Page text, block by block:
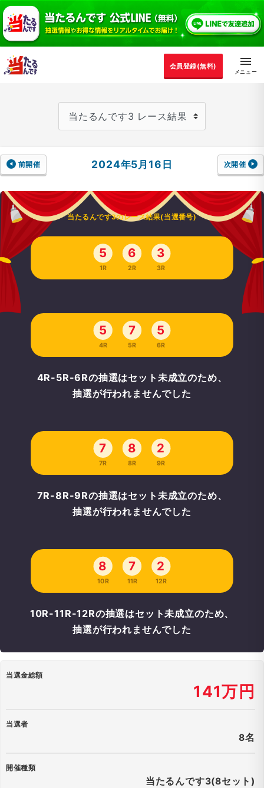
会員登録(無料)
前開催 2024年5月16日 次開催
当たるんです3のレース結果(当選番号)
5
1R
6
2R
3
3R
5
4R
7
5R
5
6R
4R-5R-6Rの抽選はセット未成立のため、
抽選が行われませんでした
7
7R
8
8R
2
9R
7R-8R-9Rの抽選はセット未成立のため、
抽選が行われませんでした
8
10R
7
11R
2
12R
10R-11R-12Rの抽選はセット未成立のため、
抽選が行われませんでした
当選金総額
141万円
当選者
8名
開催種類
当たるんです3(8セット)